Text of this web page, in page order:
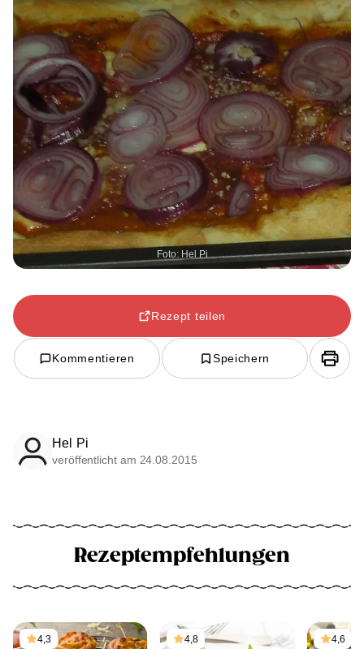
Foto: Hel Pi
Rezept teilen
Kommentieren Speichern
Hel Pi
veröffentlicht am 24.08.2015
Rezeptempfehlungen
4,3 4,8 4,6